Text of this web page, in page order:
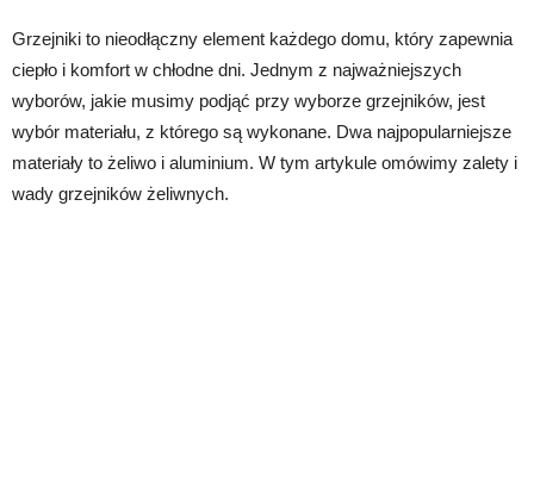
Grzejniki to nieodłączny element każdego domu, który zapewnia
ciepło i komfort w chłodne dni. Jednym z najważniejszych
wyborów, jakie musimy podjąć przy wyborze grzejników, jest
wybór materiału, z którego są wykonane. Dwa najpopularniejsze
materiały to żeliwo i aluminium. W tym artykule omówimy zalety i
wady grzejników żeliwnych.